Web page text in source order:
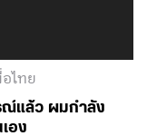
ไทย
ณ์แล้ว ผมกำลัง
อง